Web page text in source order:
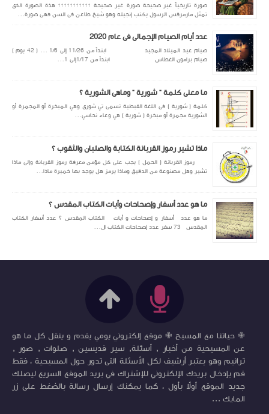
صورة تاريخياً غير صحيحة صورة غير صحيحة ↑↑↑↑↑↑↑↑↑↑↑ هذة الصورة الذى
تمثل مارمرقس الرسول يكتب إنجيله وهو شيخ طاعن فى السن فهى صورة...
عدد أيام الصيام الإجمالى فى عام 2020
صيام عيد الميلاد المجيد ابتداً من 11/26 إلى 1/6 ... ( 42 يوم )
صيام برامون الغطاس ابتداً من 1/17إلى 1...
ما معنى كلمة " شورية " وماهى الشورية ؟
كلمة ( شورية ) فى اللغة القبطية تسمى تي شورى وهي المبخرة أو المجمرة أو
الشورية مجمرة أو مبخرة ( شورية ) هي وعاء نحاسي...
ماذا تشير رموز القربانة الكتابة والصلبان والثقوب ؟
رموز القربانة ( الحمل ) يجب على كل مؤمن معرفة رموز القربانة وإلى ماذا
تشير وهل مصنوعة من الدقيق وماذا يرمز هل يوجد بها خميرة ماذا...
ما هو عدد أسفار وإصحاحات وأيات الكتاب المقدس ؟
ما هو عدد أسفار و إصحاحات و أيات الكتاب المقدس ؟ عدد أسفار الكتاب
المقدس 73 سفر عدد إصحاحات الكتاب ال...
✙ حياتنا مع المسيح ✙ موقع إلكتروني يومي يقدم و ينقل كل ما هو
عن المسيحية من أخبار , أسئلة, سير قديسين , صلوات , صور ,
ترانيم وهو يعتبر أرشيف لكل الأسئلة التى تدور حول المسيحية ، فقط
قم بإدخال بريدك الإلكتروني للإشتراك في بريد الموقع السريع ليصلك
جديد الموقع أولاً بأول ، كما يمكنك إرسال رسالة بالضغط على زر
المايك ...